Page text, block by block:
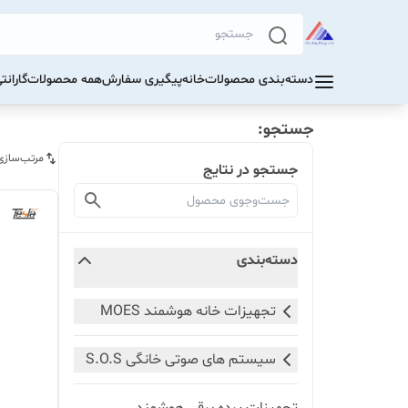
دسته‌بندی محصولاتخانهپیگیری سفارشهمه محصولات
جستجو:
جستجو در نتایج
دسته‌بندی
تجهیزات خانه هوشمند MOES
سیستم های صوتی خانگی S.O.S